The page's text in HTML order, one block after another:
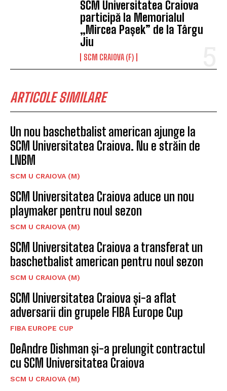
SCM Universitatea Craiova
participă la Memorialul
„Mircea Pașek” de la Târgu
Jiu
SCM CRAIOVA (F)
ARTICOLE SIMILARE
Un nou baschetbalist american ajunge la
SCM Universitatea Craiova. Nu e străin de
LNBM
SCM U CRAIOVA (M)
SCM Universitatea Craiova aduce un nou
playmaker pentru noul sezon
SCM U CRAIOVA (M)
SCM Universitatea Craiova a transferat un
baschetbalist american pentru noul sezon
SCM U CRAIOVA (M)
SCM Universitatea Craiova și-a aflat
adversarii din grupele FIBA Europe Cup
FIBA EUROPE CUP
DeAndre Dishman și-a prelungit contractul
cu SCM Universitatea Craiova
SCM U CRAIOVA (M)